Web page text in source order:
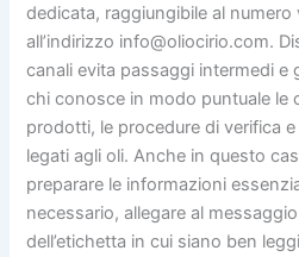
dedicata, raggiungibile al
all’indirizzo info@oliocirio.com.
canali evita passaggi intermedi e
chi conosce in modo puntuale le
prodotti, le procedure di verifica
legati agli oli. Anche in questo
preparare le informazioni
necessario, allegare al
dell’etichetta in cui siano ben